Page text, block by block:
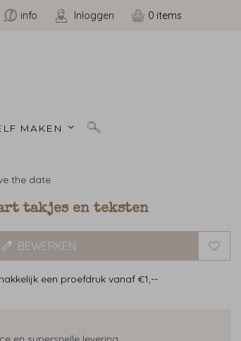
info Inloggen 0
MAKEN
the date
takjes en teksten
BEWERKEN
een proefdruk vanaf €1,--